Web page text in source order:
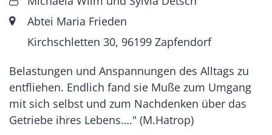
Ort: Abtei Maria Frieden
Kirchschletten 30, 96199 Zapfendorf
Belastungen und Anspannungen des Alltags zu
entfliehen. Endlich fand sie Muße zum Umgang
mit sich selbst und zum Nachdenken über das
Getriebe ihres Lebens…." (M.Hatrop)